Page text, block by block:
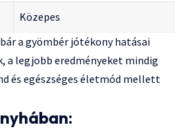
Közepes
a gyömbér jótékony hatásai
a legjobb eredményeket mindig
és egészséges életmód mellett